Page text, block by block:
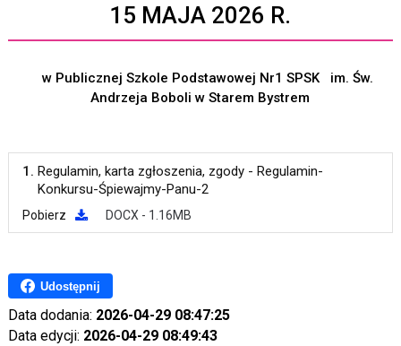
15 MAJA 2026 R.
w Publicznej Szkole Podstawowej Nr1 SPSK im. Św.
Andrzeja Boboli w Starem Bystrem
1. Regulamin, karta zgłoszenia, zgody - Regulamin-
Konkursu-Śpiewajmy-Panu-2
Pobierz DOCX - 1.16MB
Udostępnij
Data dodania: 2026-04-29 08:47:25
Data edycji: 2026-04-29 08:49:43